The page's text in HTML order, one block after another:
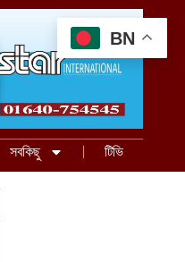
সবকিছু টিভি
BN